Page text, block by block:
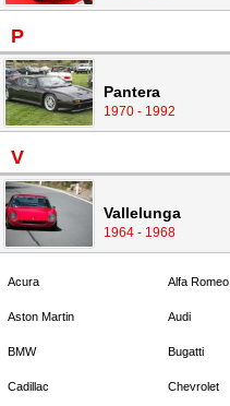
P
Pantera
1970 - 1992
V
Vallelunga
1964 - 1968
Acura Alfa Romeo
Aston Martin Audi
BMW Bugatti
Cadillac Chevrolet